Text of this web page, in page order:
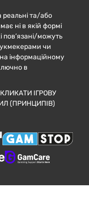
реальні та/або
ні в якій формі
пов’язані/можуть
чи
інформаційному
в
ІГРОВУ
(ПРИНЦИПІВ)